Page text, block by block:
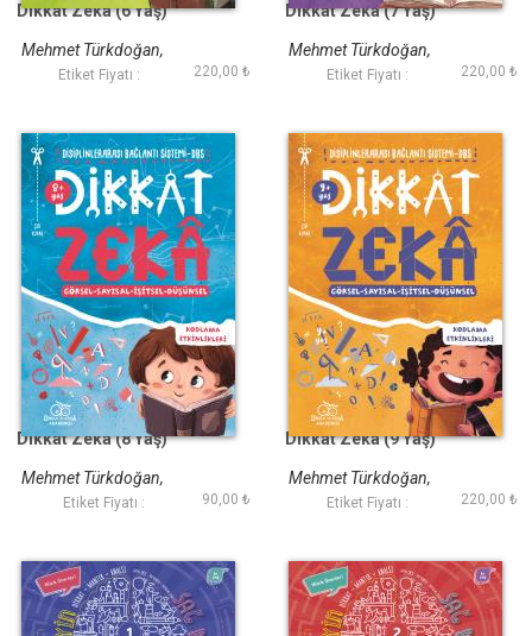
Dikkat Zeka (6 Yaş)
Mehmet Türkdoğan,
Savaş Özdemir
Etiket Fiyatı : 220,00 ₺
Dikkat Zeka (7 Yaş)
Mehmet Türkdoğan,
Savaş Özdemir
Etiket Fiyatı : 220,00 ₺
Dikkat Zeka (8 Yaş)
Mehmet Türkdoğan,
Savaş Özdemir
Etiket Fiyatı : 90,00 ₺
Dikkat Zeka (9 Yaş)
Mehmet Türkdoğan,
Savaş Özdemir
Etiket Fiyatı : 220,00 ₺